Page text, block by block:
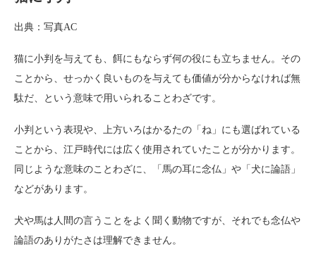
出典：写真AC
猫に小判を与えても、餌にもならず何の役にも立ちません。その
ことから、せっかく良いものを与えても価値が分からなければ無
駄だ、という意味で用いられることわざです。
小判という表現や、上方いろはかるたの「ね」にも選ばれている
ことから、江戸時代には広く使用されていたことが分かります。
同じような意味のことわざに、「馬の耳に念仏」や「犬に論語」
などがあります。
犬や馬は人間の言うことをよく聞く動物ですが、それでも念仏や
論語のありがたさは理解できません。